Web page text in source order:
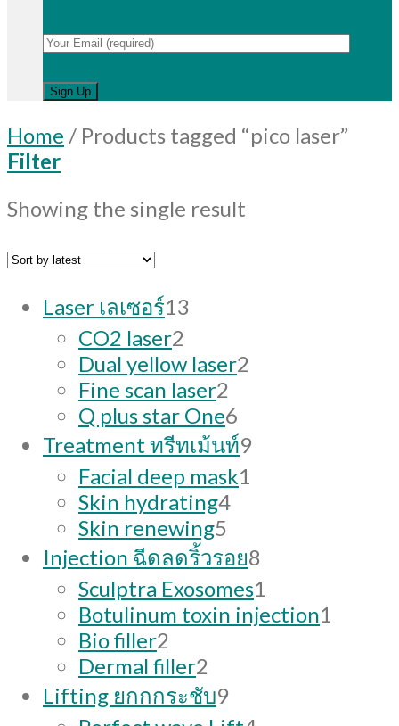
Home / Products tagged “pico laser”
Filter
Showing the single result
Laser เลเซอร์13
CO2 laser2
products
Dual yellow laser2
Fine scan laser2
products
Q plus star One6
products
Treatment ทรีทเม้นท์99
Facial deep mask1
Skin hydrating44
Skin renewing5
products
Injection ฉีดลดริ้วรอย8
products
Sculptra Exosomes1
product
Botulinum toxin injection1
Bio filler2
products
Dermal filler2
products
Lifting ยกกกระชับ99
products